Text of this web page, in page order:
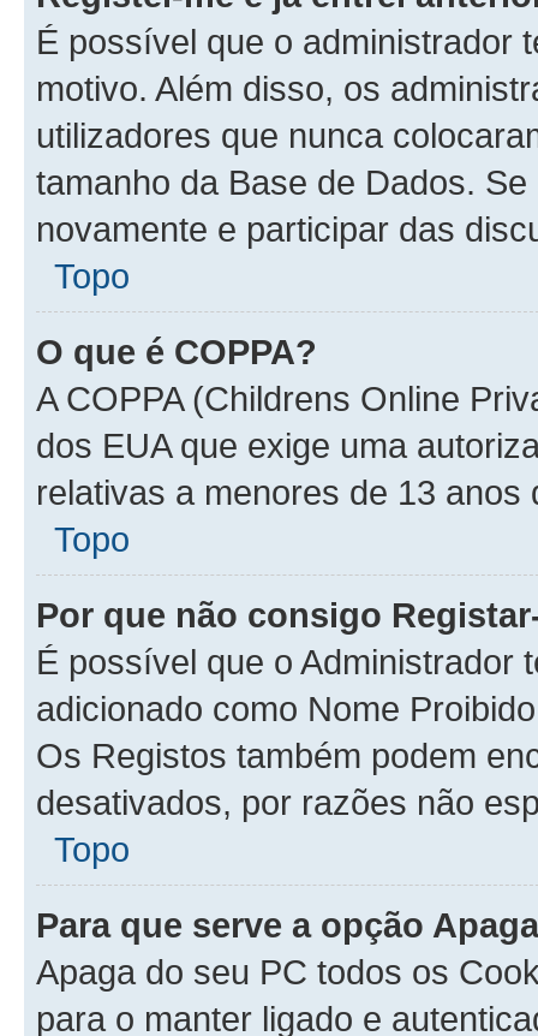
É possível que o administrador
motivo. Além disso, os
utilizadores que nunca
tamanho da Base de Dados.
novamente e participar das
Topo
O que é COPPA?
A COPPA (Childrens Online
dos EUA que exige uma
relativas a menores de 13 anos
Topo
Por que não consigo
É possível que o Administrador
adicionado como Nome
Os Registos também podem
desativados, por razões não
Topo
Para que serve a opção
Apaga do seu PC todos os
para o manter ligado e